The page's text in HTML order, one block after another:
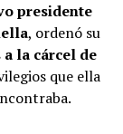
presidente
, ordenó su
la cárcel de
que ella